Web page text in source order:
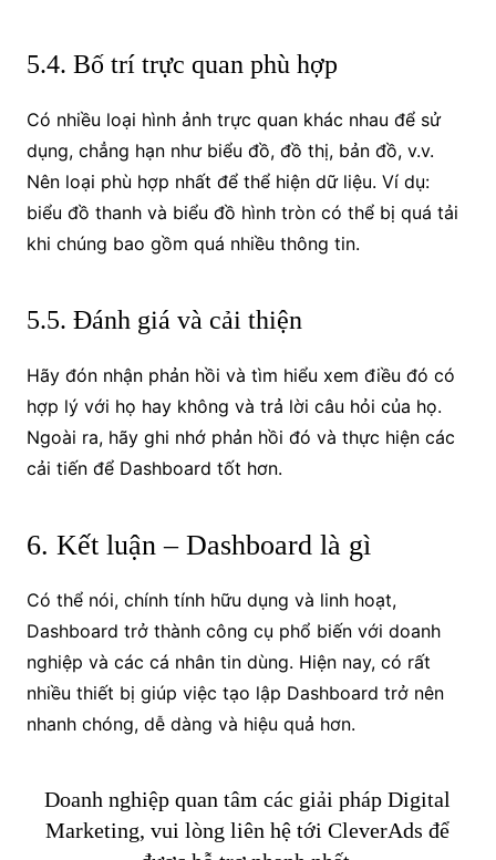
5.4. Bố trí trực quan phù hợp
Có nhiều loại hình ảnh trực quan khác nhau để sử
dụng, chẳng hạn như biểu đồ, đồ thị, bản đồ, v.v.
Nên loại phù hợp nhất để thể hiện dữ liệu. Ví dụ:
biểu đồ thanh và biểu đồ hình tròn có thể bị quá tải
khi chúng bao gồm quá nhiều thông tin.
5.5. Đánh giá và cải thiện
Hãy đón nhận phản hồi và tìm hiểu xem điều đó có
hợp lý với họ hay không và trả lời câu hỏi của họ.
Ngoài ra, hãy ghi nhớ phản hồi đó và thực hiện các
cải tiến để Dashboard tốt hơn.
6. Kết luận – Dashboard là gì
Có thể nói, chính tính hữu dụng và linh hoạt,
Dashboard trở thành công cụ phổ biến với doanh
nghiệp và các cá nhân tin dùng. Hiện nay, có rất
nhiều thiết bị giúp việc tạo lập Dashboard trở nên
nhanh chóng, dễ dàng và hiệu quả hơn.
Doanh nghiệp quan tâm các giải pháp Digital
Marketing, vui lòng liên hệ tới CleverAds để